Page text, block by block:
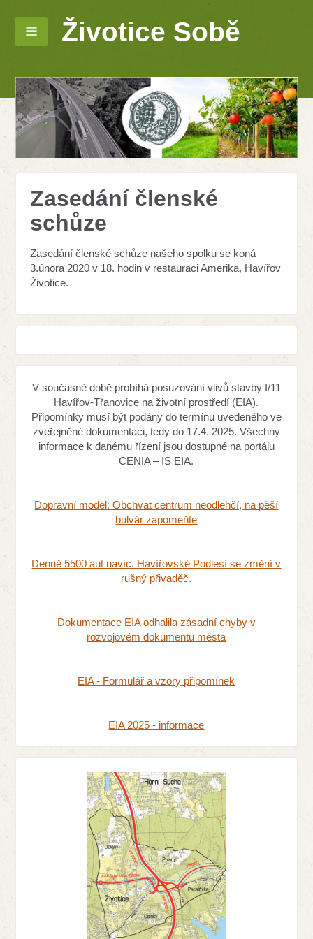
Životice Sobě
Zasedání členské
schůze
Zasedání členské schůze našeho spolku se koná
3.února 2020 v 18. hodin v restauraci Amerika, Havířov
Životice.
V současné době probíhá posuzování vlivů stavby I/11
Havířov-Třanovice na životní prostředí (EIA).
Připomínky musí být podány do termínu uvedeného ve
zveřejněné dokumentaci, tedy do 17.4. 2025. Všechny
informace k danému řízení jsou dostupné na portálu
CENIA – IS EIA.
Dopravní model: Obchvat centrum neodlehčí, na pěší
bulvár zapomeňte
Denně 5500 aut navíc. Havířovské Podlesí se změní v
rušný přivaděč.
Dokumentace EIA odhalila zásadní chyby v
rozvojovém dokumentu města
EIA - Formulář a vzory připomínek
EIA 2025 - informace